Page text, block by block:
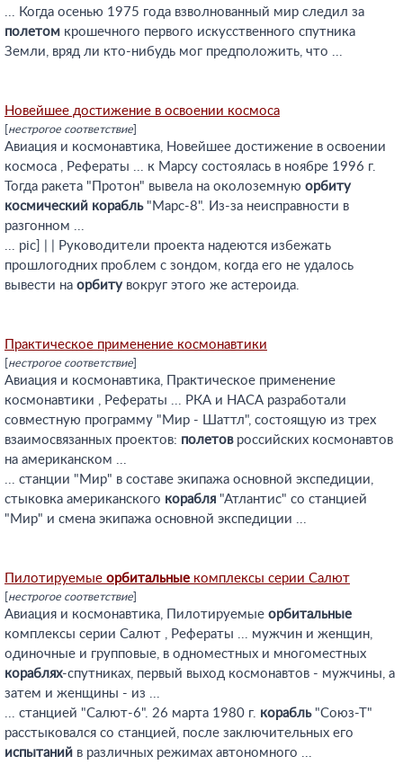
... Когда осенью 1975 года взволнованный мир следил за
полетом крошечного первого искусственного спутника
Земли, вряд ли кто-нибудь мог предположить, что ...
Новейшее достижение в освоении космоса
нестрогое соответствие
Авиация и космонавтика, Новейшее достижение в освоении
космоса , Рефераты ... к Марсу состоялась в ноябре 1996 г.
Тогда ракета "Протон" вывела на околоземную орбиту
космический корабль"Марс-8". Из-за неисправности в
разгонном ...
... pic] | | Руководители проекта надеются избежать
прошлогодних проблем с зондом, когда его не удалось
вывести на орбитувокруг этого же астероида.
Практическое применение космонавтики
нестрогое соответствие
Авиация и космонавтика, Практическое применение
космонавтики , Рефераты ... РКА и НАСА разработали
совместную программу "Мир - Шаттл", состоящую из трех
взаимосвязанных проектов: полетовроссийских космонавтов
на американском ...
... станции "Мир" в составе экипажа основной экспедиции,
стыковка американского корабля "Атлантис" со станцией
"Мир" и смена экипажа основной экспедиции ...
Пилотируемые орбитальные комплексы серии Салют
нестрогое соответствие
Авиация и космонавтика, Пилотируемые орбитальные
комплексы серии Салют , Рефераты ... мужчин и женщин,
одиночные и групповые, в одноместных и многоместных
кораблях-спутниках, первый выход космонавтов - мужчины, а
затем и женщины - из ...
... станцией "Салют-6". 26 марта 1980 г. корабль"Союз-Т"
расстыковался со станцией, после заключительных его
испытаний в различных режимах автономного ...